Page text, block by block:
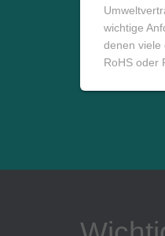
wichtige
denen viele
RoHS oder